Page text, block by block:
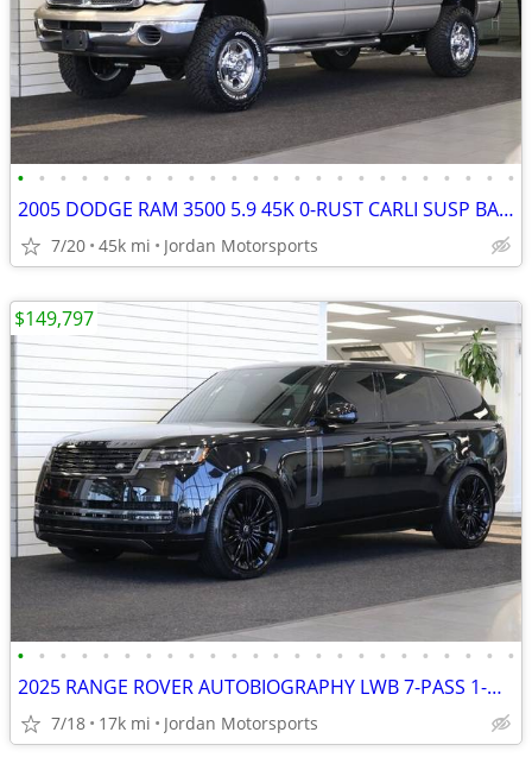
• • • • • • • • • • • • • • • • • • • • • • • •
2005 DODGE RAM 3500 5.9 45K 0-RUST CARLI SUSP BANKS PKG 2500 2006 2007
7/20 45k mi Jordan Motorsports
• • • • • • • • • • • • • • • • • • • • • • • •
2025 RANGE ROVER AUTOBIOGRAPHY LWB 7-PASS 1-OWNER LAND 2026 2024 G63
7/18 17k mi Jordan Motorsports
$149,797